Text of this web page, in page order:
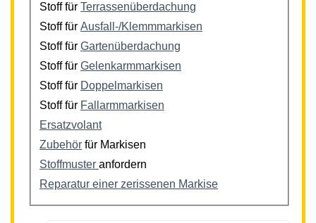
Stoff für Terrassenüberdachung
Stoff für Ausfall-/Klemmmarkisen
Stoff für Gartenüberdachung
Stoff für Gelenkarmmarkisen
Stoff für Doppelmarkisen
Stoff für Fallarmmarkisen
Ersatzvolant
Zubehör für Markisen
Stoffmuster anfordern
Reparatur einer zerissenen Markise